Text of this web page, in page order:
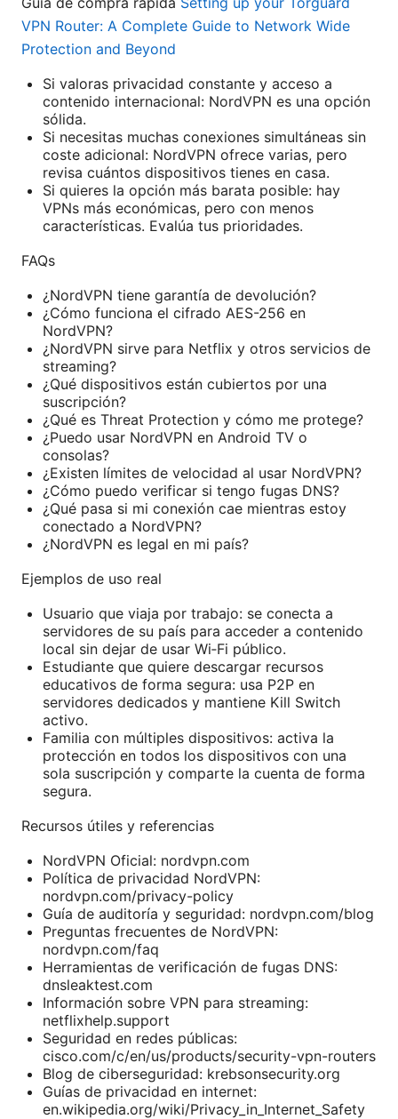
VPN Router: A Complete Guide to Network Wide
Protection and Beyond
Si valoras privacidad constante y acceso a
contenido internacional: NordVPN es una opción
sólida.
Si necesitas muchas conexiones simultáneas sin
coste adicional: NordVPN ofrece varias, pero
revisa cuántos dispositivos tienes en casa.
Si quieres la opción más barata posible: hay
VPNs más económicas, pero con menos
características. Evalúa tus prioridades.
FAQs
¿NordVPN tiene garantía de devolución?
¿Cómo funciona el cifrado AES-256 en
NordVPN?
¿NordVPN sirve para Netflix y otros servicios de
streaming?
¿Qué dispositivos están cubiertos por una
suscripción?
¿Qué es Threat Protection y cómo me protege?
¿Puedo usar NordVPN en Android TV o
consolas?
¿Existen límites de velocidad al usar NordVPN?
¿Cómo puedo verificar si tengo fugas DNS?
¿Qué pasa si mi conexión cae mientras estoy
conectado a NordVPN?
¿NordVPN es legal en mi país?
Ejemplos de uso real
Usuario que viaja por trabajo: se conecta a
servidores de su país para acceder a contenido
local sin dejar de usar Wi‑Fi público.
Estudiante que quiere descargar recursos
educativos de forma segura: usa P2P en
servidores dedicados y mantiene Kill Switch
activo.
Familia con múltiples dispositivos: activa la
protección en todos los dispositivos con una
sola suscripción y comparte la cuenta de forma
segura.
Recursos útiles y referencias
NordVPN Oficial: nordvpn.com
Política de privacidad NordVPN:
nordvpn.com/privacy-policy
Guía de auditoría y seguridad: nordvpn.com/blog
Preguntas frecuentes de NordVPN:
nordvpn.com/faq
Herramientas de verificación de fugas DNS:
dnsleaktest.com
Información sobre VPN para streaming:
netflixhelp.support
Seguridad en redes públicas:
cisco.com/c/en/us/products/security-vpn-routers
Blog de ciberseguridad: krebsonsecurity.org
Guías de privacidad en internet:
en.wikipedia.org/wiki/Privacy_in_Internet_Safety